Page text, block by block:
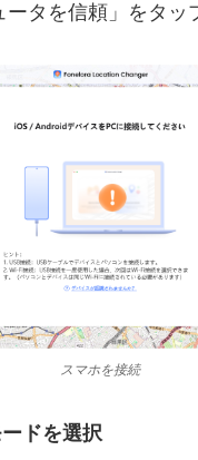
ータを信頼」をタッ
スマホを接続
ドを選択